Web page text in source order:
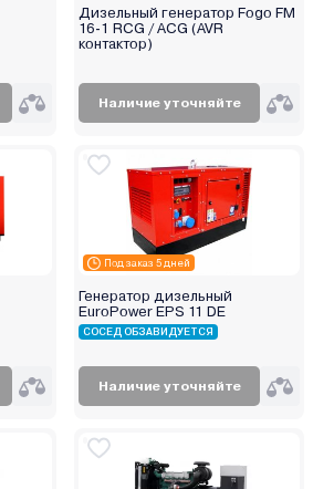
Дизельный генератор Fogo FM
16-1 RCG / ACG (AVR
контактор)
Наличие уточняйте
Под заказ 5 дней
Генератор дизельный
EuroPower EPS 11 DE
СОСЕД ОБЗАВИДУЕТСЯ
Наличие уточняйте